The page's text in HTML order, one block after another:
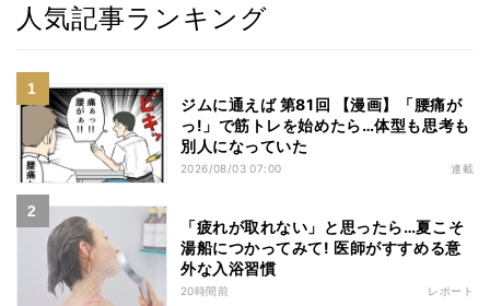
人気記事ランキング
ジムに通えば 第81回 【漫画】「腰痛が
っ!」で筋トレを始めたら…体型も思考も
別人になっていた
2026/08/03 07:00 連載
「疲れが取れない」と思ったら…夏こそ
湯船につかってみて! 医師がすすめる意
外な入浴習慣
20時間前 レポート